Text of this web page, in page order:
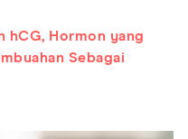
hCG, Hormon yang
Sebagai